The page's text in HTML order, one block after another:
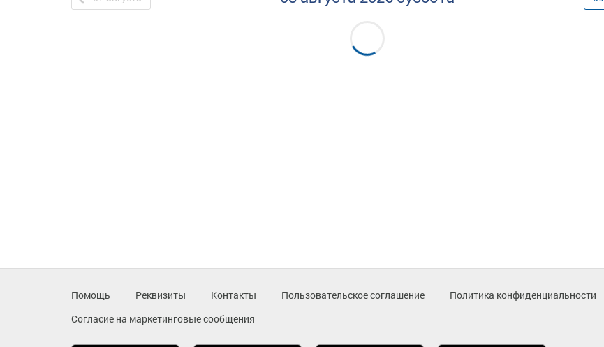
Помощь Реквизиты Контакты Пользовательское соглашение
Политика конфиденциальности
Согласие на маркетинговые сообщения